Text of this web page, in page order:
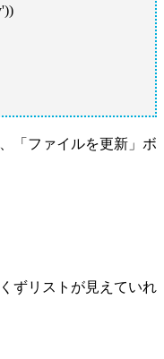
「ファイルを更新」ボ
ずリストが見えていれ